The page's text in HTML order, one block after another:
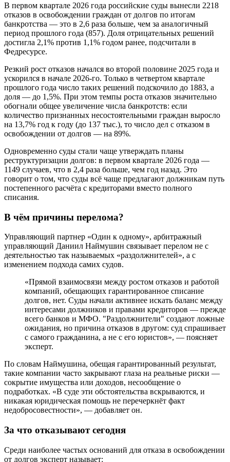
В первом квартале 2026 года российские суды вынесли 2218
отказов в освобождении граждан от долгов по итогам
банкротства — это в 2,6 раза больше, чем за аналогичный
период прошлого года (857). Доля отрицательных решений
достигла 2,1% против 1,1% годом ранее, подсчитали в
Федресурсе.
Резкий рост отказов начался во второй половине 2025 года и
ускорился в начале 2026-го. Только в четвертом квартале
прошлого года число таких решений подскочило до 1883, а
доля — до 1,5%. При этом темпы роста отказов значительно
обогнали общее увеличение числа банкротств: если
количество признанных несостоятельными граждан выросло
на 13,7% год к году (до 137 тыс.), то число дел с отказом в
освобождении от долгов — на 89%.
Одновременно суды стали чаще утверждать планы
реструктуризации долгов: в первом квартале 2026 года —
1149 случаев, что в 2,4 раза больше, чем год назад. Это
говорит о том, что суды всё чаще предлагают должникам путь
постепенного расчёта с кредиторами вместо полного
списания.
В чём причины перелома?
Управляющий партнер «Один к одному», арбитражный
управляющий Даниил Наймушин связывает перелом не с
деятельностью так называемых «раздолжнителей», а с
изменением подхода самих судов.
«Прямой взаимосвязи между ростом отказов и работой
компаний, обещающих гарантированное списание
долгов, нет. Суды начали активнее искать баланс между
интересами должников и правами кредиторов — прежде
всего банков и МФО. "Раздолжнители" создают ложные
ожидания, но причина отказов в другом: суд спрашивает
с самого гражданина, а не с его юристов», — поясняет
эксперт.
По словам Наймушина, обещая гарантированный результат,
такие компании часто закрывают глаза на реальные риски —
сокрытие имущества или доходов, несообщение о
подработках. «В суде эти обстоятельства вскрываются, и
никакая юридическая помощь не перечеркнёт факт
недобросовестности», — добавляет он.
За что отказывают сегодня
Среди наиболее частых оснований для отказа в освобождении
от долгов эксперт называет: